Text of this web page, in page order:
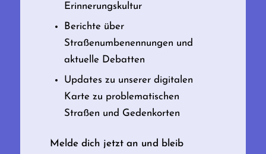
Erinnerungskultur
Berichte über
Straßenumbenennungen und
aktuelle Debatten
Updates zu unserer digitalen
Karte zu problematischen
Straßen und Gedenkorten
Melde dich jetzt an und bleib